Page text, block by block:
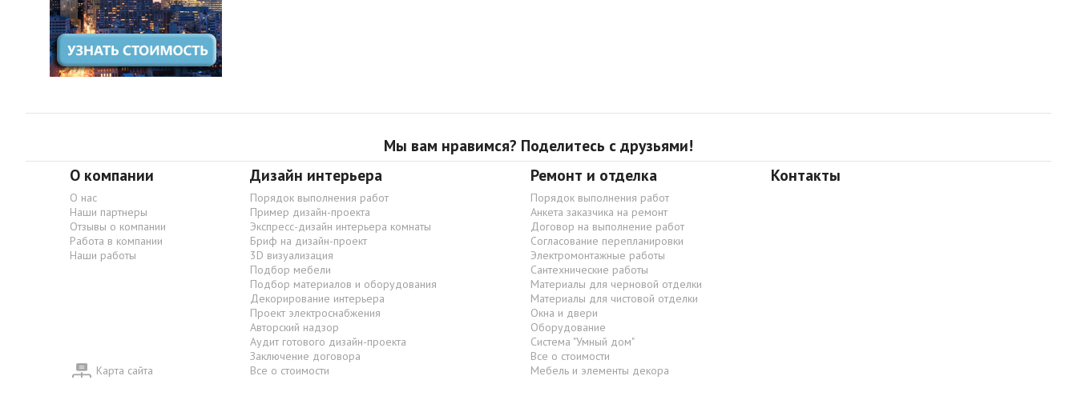
Мы вам нравимся? Поделитесь с друзьями!
О компании
О нас
Наши партнеры
Отзывы о компании
Работа в компании
Наши работы
Карта сайта
Дизайн интерьера
Порядок выполнения работ
Пример дизайн-проекта
Экспресс-дизайн интерьера комнаты
Бриф на дизайн-проект
3D визуализация
Подбор мебели
Подбор материалов и оборудования
Декорирование интерьера
Проект электроснабжения
Авторский надзор
Аудит готового дизайн-проекта
Заключение договора
Все о стоимости
Ремонт и отделка
Порядок выполнения работ
Анкета заказчика на ремонт
Договор на выполнение работ
Согласование перепланировки
Электромонтажные работы
Сантехнические работы
Материалы для черновой отделки
Материалы для чистовой отделки
Окна и двери
Оборудование
Система "Умный дом"
Все о стоимости
Мебель и элементы декора
Контакты